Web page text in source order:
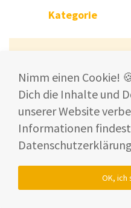
Kategorie
Bodensauger
Länge Motoreinheit
Kategorie
Bodensauger
Länge Motoreinheit
Höher Motoreinheit
Bürstenbreite
Nimm einen Cookie!
Dich die Inhalte und
unserer Website
Informationen
OK, ich